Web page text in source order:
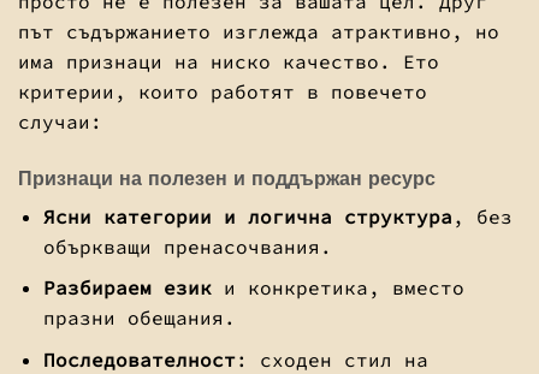
път съдържанието изглежда атрактивно, но
има признаци на ниско качество. Ето
критерии, които работят в повечето
случаи:
Признаци на полезен и поддържан ресурс
Ясни категории и логична структура , без
объркващи пренасочвания.
Разбираем езики конкретика, вместо
празни обещания.
Последователност: сходен стил на